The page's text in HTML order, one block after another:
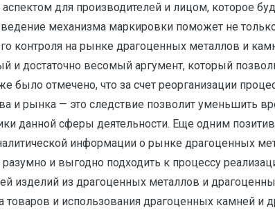
для производителей и лицом, которое
механизма маркировки поможет не только
контроля на рынке драгоценных металлов и
и достаточно весомый аргумент, который
было отмечено, что за счет реорганизации
и рынка — это следствие позволит уменьшить
данной сферы деятельности. Еще одним
информации о рынке драгоценных
разумно и выгодно подходить к процессу
изделий из драгоценных металлов и
товаров и использования драгоценных камней и